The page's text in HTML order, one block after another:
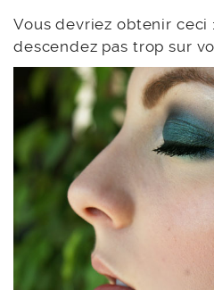
Vous devriez obtenir ceci
descendez pas trop sur